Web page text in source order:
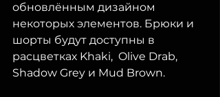
обновлённым дизайном
некоторых элементов. Брюки и
шорты будут доступны в
расцветках Khaki,  Olive Drab,
Shadow Grey и Mud Brown.